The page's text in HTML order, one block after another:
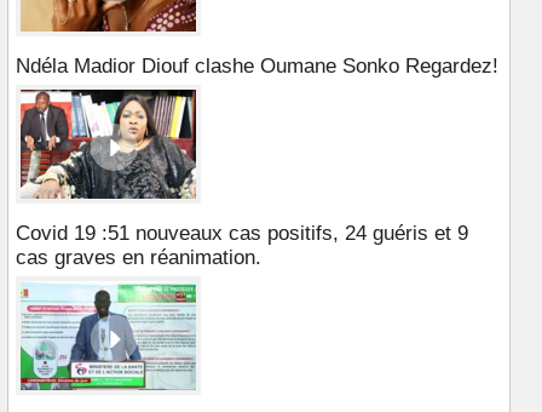
Ndéla Madior Diouf clashe Oumane Sonko Regardez!
Covid 19 :51 nouveaux cas positifs, 24 guéris et 9
cas graves en réanimation.